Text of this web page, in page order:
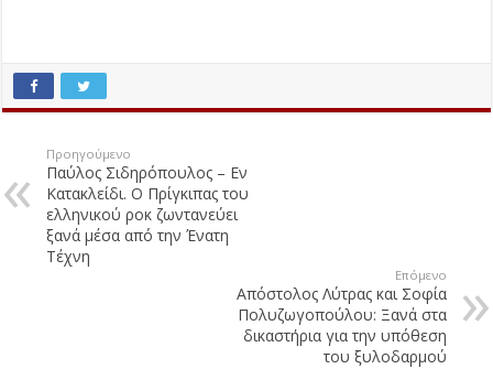
Προηγούμενο
Παύλος Σιδηρόπουλος – Εν
Κατακλείδι. Ο Πρίγκιπας του
ελληνικού ροκ ζωντανεύει
ξανά μέσα από την Ένατη
Τέχνη
Επόμενο
Απόστολος Λύτρας και Σοφία
Πολυζωγοπούλου: Ξανά στα
δικαστήρια για την υπόθεση
του ξυλοδαρμού